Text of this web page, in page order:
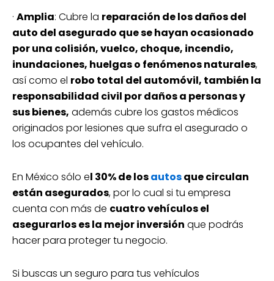
· Amplia: Cubre la reparación de los daños del
auto del asegurado que se hayan ocasionado
por una colisión, vuelco, choque, incendio,
inundaciones, huelgas o fenómenos naturales,
así como el robo total del automóvil, también la
responsabilidad civil por daños a personas y
sus bienes, además cubre los gastos médicos
originados por lesiones que sufra el asegurado o
los ocupantes del vehículo.
En México sólo el 30% de losautosque circulan
están asegurados, por lo cual si tu empresa
cuenta con más de cuatro vehículos el
asegurarlos es la mejor inversión que podrás
hacer para proteger tu negocio.
Si buscas un seguro para tus vehículos